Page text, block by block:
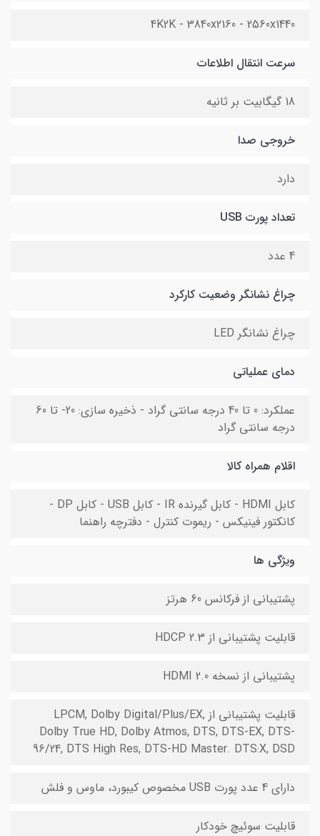
4K2K - 3840x2160 - 2560x1440
سرعت انتقال اطلاعات
18 گیگابیت بر ثانیه
خروجی صدا
دارد
تعداد پورت USB
4 عدد
چراغ نشانگر وضعیت کارکرد
چراغ نشانگر LED
دمای عملیاتی
عملکرد: 0 تا 40 درجه سانتی گراد - ذخیره سازی: 20- تا 60
درجه سانتی گراد
اقلام همراه کالا
کابل HDMI - کابل گیرنده IR - کابل USB - کابل DP -
کانکتور فینیکس - ریموت کنترل - دفترچه راهنما
ویژگی ها
پشتیبانی از فرکانس 60 هرتز
قابلیت پشتیبانی از HDCP 2.3
پشتیبانی از نسخه HDMI 2.0
قابلیت پشتیبانی از LPCM, Dolby Digital/Plus/EX,
Dolby True HD, Dolby Atmos, DTS, DTS-EX, DTS-
96/24, DTS High Res, DTS-HD Master. DTS:X, DSD
دارای 4 عدد پورت USB مخصوص کیبورد، ماوس و فلش
قابلیت سوئیچ خودکار